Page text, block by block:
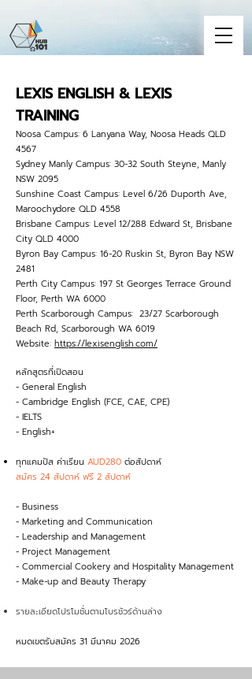
LEXIS ENGLISH & LEXIS
TRAINING
Noosa Campus: 6 Lanyana Way, Noosa Heads QLD
4567
Sydney Manly Campus: 30-32 South Steyne, Manly
NSW 2095
Sunshine Coast Campus: Level 6/26 Duporth Ave,
Maroochydore QLD 4558
Brisbane Campus: Level 12/288 Edward St, Brisbane
City QLD 4000
Byron Bay Campus: 16-20 Ruskin St, Byron Bay NSW
2481
Perth City Campus: 197 St Georges Terrace Ground
Floor, Perth WA 6000
Perth Scarborough Campus: 23/27 Scarborough
Beach Rd, Scarborough WA 6019
Website: https://lexisenglish.com/
หลักสูตรที่เปิดสอน
- General English
- Cambridge English (FCE, CAE, CPE)
- IELTS
- English+
ทุกแคมปัส ค่าเรียน AUD280 ต่อสัปดาห์
สมัคร 24 สัปดาห์ ฟรี 2 สัปดาห์
- Business
- Marketing and Communication
- Leadership and Management
- Project Management
- Commercial Cookery and Hospitality Management
- Make-up and Beauty Therapy
รายละเอียดโปรโมชั่นตามโบรชัวร์ด้านล่าง
หมดเขตรับสมัคร 31 มีนาคม 2026